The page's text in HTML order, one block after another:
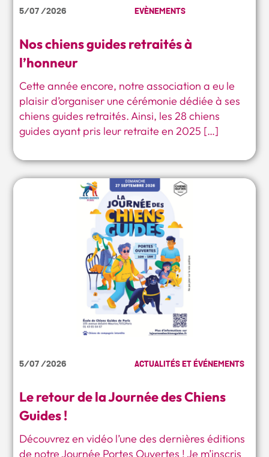
Nos chiens guides retraités à
l’honneur
Cette année encore, notre association a eu le
plaisir d’organiser une cérémonie dédiée à ses
chiens guides retraités. Ainsi, les 28 chiens
guides ayant pris leur retraite en 2025 […]
5/07 /2026 EVÈNEMENTS
Le retour de la Journée des Chiens
Guides !
Découvrez en vidéo l’une des dernières éditions
de notre Journée Portes Ouvertes ! Je m’inscris
5/07 /2026 ACTUALITÉS ET ÉVÉNEMENTS